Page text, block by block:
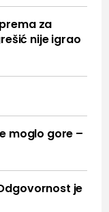
za
nije igrao
moglo gore –
je